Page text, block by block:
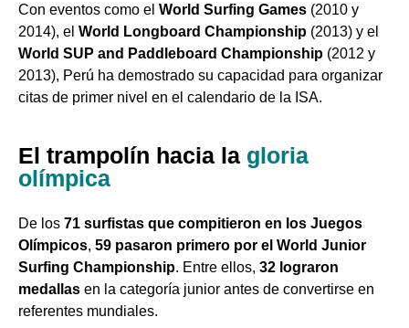
Con eventos como el World Surfing Games (2010 y
2014), el World Longboard Championship (2013) y el
World SUP and Paddleboard Championship (2012 y
2013), Perú ha demostrado su capacidad para organizar
citas de primer nivel en el calendario de la ISA.
El trampolín hacia la gloria
olímpica
De los 71 surfistas que compitieron en los Juegos
Olímpicos, 59 pasaron primero por el World Junior
Surfing Championship. Entre ellos, 32 lograron
medallas en la categoría junior antes de convertirse en
referentes mundiales.